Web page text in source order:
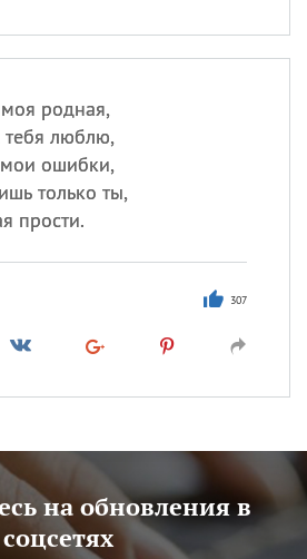
родная,
тебя люблю,
ошибки,
только ты,
прости.
307
на обновления в
соцсетях